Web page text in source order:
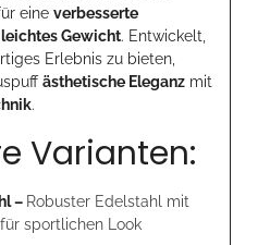
eine verbesserte
leichtes Gewicht. Entwickelt,
Erlebnis zu bieten,
ästhetische Eleganz mit
.
Varianten:
– Robuster Edelstahl mit
sportlichen Look